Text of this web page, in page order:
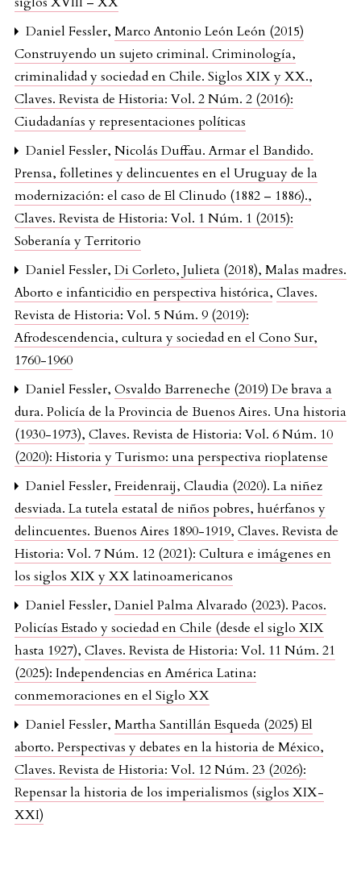
Daniel Fessler, Marco Antonio León León (2015)
Construyendo un sujeto criminal. Criminología,
criminalidad y sociedad en Chile. Siglos XIX y XX.,
Claves. Revista de Historia: Vol. 2 Núm. 2 (2016):
Ciudadanías y representaciones políticas
Daniel Fessler, Nicolás Duffau. Armar el Bandido.
Prensa, folletines y delincuentes en el Uruguay de la
modernización: el caso de El Clinudo (1882 – 1886).,
Claves. Revista de Historia: Vol. 1 Núm. 1 (2015):
Soberanía y Territorio
Daniel Fessler, Di Corleto, Julieta (2018), Malas madres.
Aborto e infanticidio en perspectiva histórica, Claves.
Revista de Historia: Vol. 5 Núm. 9 (2019):
Afrodescendencia, cultura y sociedad en el Cono Sur,
1760-1960
Daniel Fessler, Osvaldo Barreneche (2019) De brava a
dura. Policía de la Provincia de Buenos Aires. Una historia
(1930-1973), Claves. Revista de Historia: Vol. 6 Núm. 10
(2020): Historia y Turismo: una perspectiva rioplatense
Daniel Fessler, Freidenraij, Claudia (2020). La niñez
desviada. La tutela estatal de niños pobres, huérfanos y
delincuentes. Buenos Aires 1890-1919, Claves. Revista de
Historia: Vol. 7 Núm. 12 (2021): Cultura e imágenes en
los siglos XIX y XX latinoamericanos
Daniel Fessler, Daniel Palma Alvarado (2023). Pacos.
Policías Estado y sociedad en Chile (desde el siglo XIX
hasta 1927), Claves. Revista de Historia: Vol. 11 Núm. 21
(2025): Independencias en América Latina:
conmemoraciones en el Siglo XX
Daniel Fessler, Martha Santillán Esqueda (2025) El
aborto. Perspectivas y debates en la historia de México,
Claves. Revista de Historia: Vol. 12 Núm. 23 (2026):
Repensar la historia de los imperialismos (siglos XIX-
XXI)